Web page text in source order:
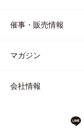
催事・販売情報
マガジン
会社情報